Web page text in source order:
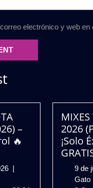
electrónico y web
–
🔥
23|
2026
¡Solo
9 de